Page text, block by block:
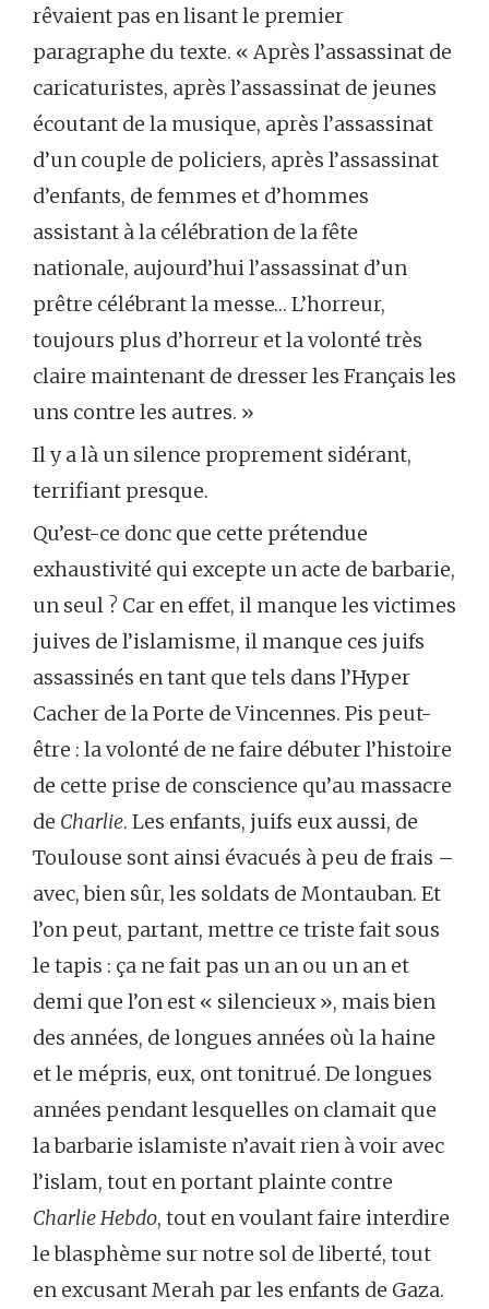
rêvaient pas en lisant le premier
paragraphe du texte. « Après l’assassinat de
caricaturistes, après l’assassinat de jeunes
écoutant de la musique, après l’assassinat
d’un couple de policiers, après l’assassinat
d’enfants, de femmes et d’hommes
assistant à la célébration de la fête
nationale, aujourd’hui l’assassinat d’un
prêtre célébrant la messe… L’horreur,
toujours plus d’horreur et la volonté très
claire maintenant de dresser les Français les
uns contre les autres. »
Il y a là un silence proprement sidérant,
terrifiant presque.
Qu’est-ce donc que cette prétendue
exhaustivité qui excepte un acte de barbarie,
un seul ? Car en effet, il manque les victimes
juives de l’islamisme, il manque ces juifs
assassinés en tant que tels dans l’Hyper
Cacher de la Porte de Vincennes. Pis peut-
être : la volonté de ne faire débuter l’histoire
de cette prise de conscience qu’au massacre
de Charlie. Les enfants, juifs eux aussi, de
Toulouse sont ainsi évacués à peu de frais –
avec, bien sûr, les soldats de Montauban. Et
l’on peut, partant, mettre ce triste fait sous
le tapis : ça ne fait pas un an ou un an et
demi que l’on est « silencieux », mais bien
des années, de longues années où la haine
et le mépris, eux, ont tonitrué. De longues
années pendant lesquelles on clamait que
la barbarie islamiste n’avait rien à voir avec
l’islam, tout en portant plainte contre
Charlie Hebdo, tout en voulant faire interdire
le blasphème sur notre sol de liberté, tout
en excusant Merah par les enfants de Gaza.